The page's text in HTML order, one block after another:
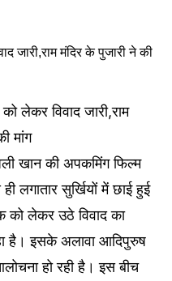
लेकर विवाद जारी,राम
मांग
खान की अपकमिंग फिल्म
लगातार सुर्खियों में छाई हुई
लेकर उठे विवाद का
है। इसके अलावा आदिपुरुष
हो रही है। इस बीच